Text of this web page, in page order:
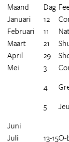
Maand
Dag
Januari
12
Februari
11
Maart
21
April
29
Mei
3
4
5
Juni
Juli
13-15O-